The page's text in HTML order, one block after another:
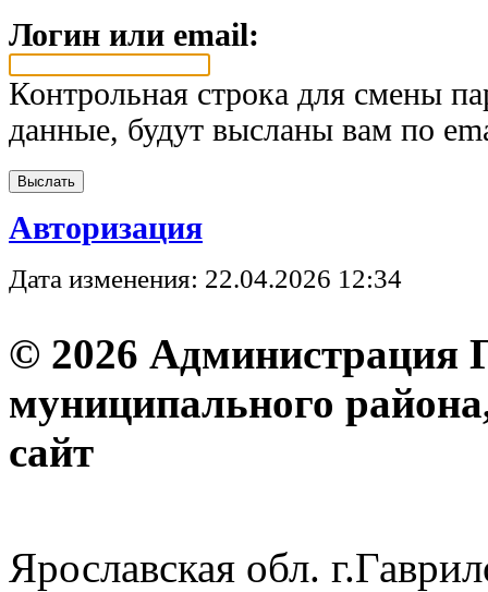
Логин или email:
Контрольная строка для смены
данные, будут высланы вам по
Авторизация
Дата изменения: 22.04.2026 12:34
© 2026 Администрация
муниципального
Ярославская обл.